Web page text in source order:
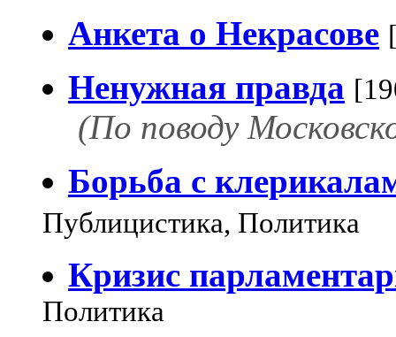
Анкета о Некрасове
Ненужная правда
(По поводу
Борьба с
Публицистика, Политика
Кризис
Политика